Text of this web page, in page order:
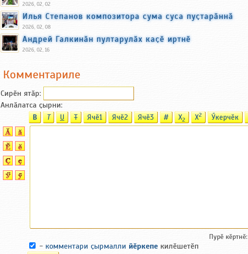
2026, 02, 02
Илья Степанов композитора сума суса пуҫтарӑннӑ
2026, 02, 08
Андрей Галкинӑн пултарулӑх каҫӗ иртнӗ
2026, 02, 16
Комментариле
Сирӗн ятӑp:
Анлӑлатса ҫырни:
B T U T Ячӗ1 Ячӗ2 Ячӗ3 # X2 X2 Ӳкерчӗк
Пурӗ кӗртнӗ:
- комментари ҫырмалли йӗркепе килӗшетӗп